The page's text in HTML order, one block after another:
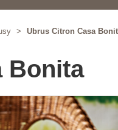
> Ubrus Citron Casa
Bonita